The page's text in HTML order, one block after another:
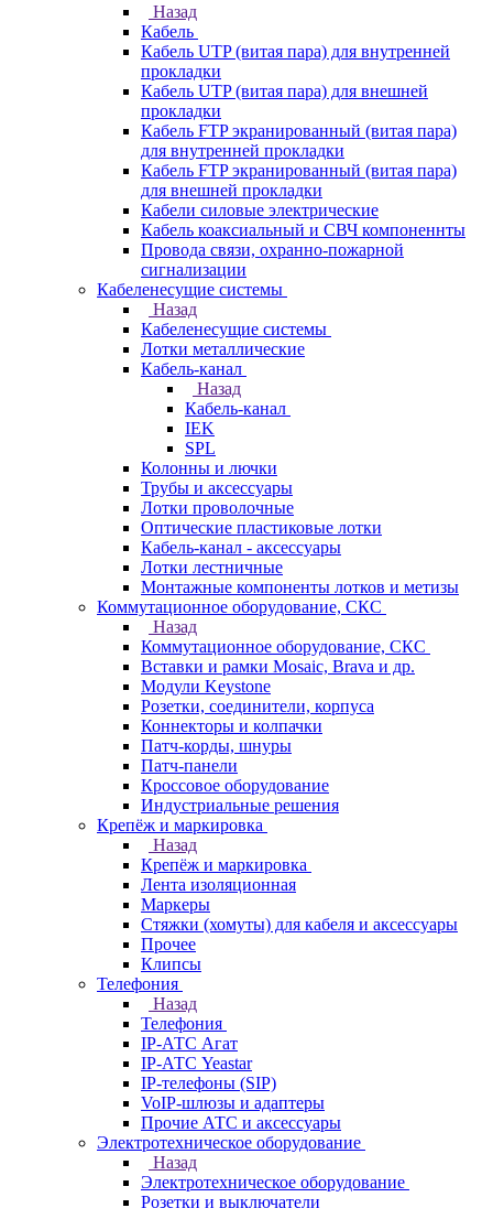
Назад
Кабель
Кабель UTP (витая пара) для внутренней
прокладки
Кабель UTP (витая пара) для внешней
прокладки
Кабель FTP экранированный (витая пара)
для внутренней прокладки
Кабель FTP экранированный (витая пара)
для внешней прокладки
Кабели силовые электрические
Кабель коаксиальный и СВЧ компоненнты
Провода связи, охранно-пожарной
сигнализации
Кабеленесущие системы
Назад
Кабеленесущие системы
Лотки металлические
Кабель-канал
Назад
Кабель-канал
IEK
SPL
Колонны и лючки
Трубы и аксессуары
Лотки проволочные
Оптические пластиковые лотки
Кабель-канал - аксессуары
Лотки лестничные
Монтажные компоненты лотков и метизы
Коммутационное оборудование, СКС
Назад
Коммутационное оборудование, СКС
Вставки и рамки Mosaic, Brava и др.
Модули Keystone
Розетки, соединители, корпуса
Коннекторы и колпачки
Патч-корды, шнуры
Патч-панели
Кроссовое оборудование
Индустриальные решения
Крепёж и маркировка
Назад
Крепёж и маркировка
Лента изоляционная
Маркеры
Стяжки (хомуты) для кабеля и аксессуары
Прочее
Клипсы
Телефония
Назад
Телефония
IP-АТС Агат
IP-АТС Yeastar
IP-телефоны (SIP)
VoIP-шлюзы и адаптеры
Прочие АТС и аксессуары
Электротехническое оборудование
Назад
Электротехническое оборудование
Розетки и выключатели